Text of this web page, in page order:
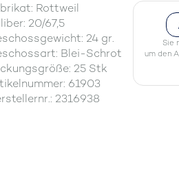
Rottweil
20/67,5
24 gr.
Blei-Schrot
25 Stk
61903
2316938
Sie
um den